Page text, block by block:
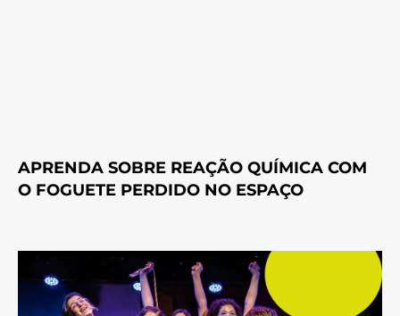
APRENDA SOBRE REAÇÃO QUÍMICA COM
O FOGUETE PERDIDO NO ESPAÇO